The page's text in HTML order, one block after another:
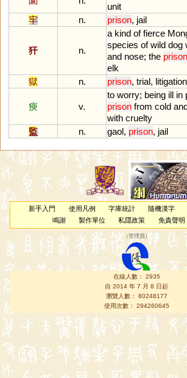
unit
牢
n. prison, jail
犴 n.
a kind of fierce
species of wild dog
and nose; the prison
elk
獄
n. prison, trial, litigation
瘐 v.
to worry; being ill in
prison from cold
with cruelty
監
n. gaol, prison, jail
新手入門 使用凡例 字庫統計 隨機漢字
鳴謝
製作單位 私隱政策 免責聲明
（管理員 ）
在線人數： 2935
自 2014 年 7 月 8 日起
瀏覽人數： 80248177
使用次數： 294260645